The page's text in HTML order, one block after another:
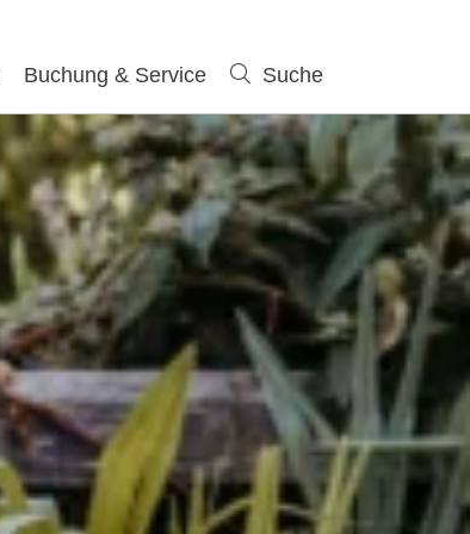
Suche
Buchung & Service Suche